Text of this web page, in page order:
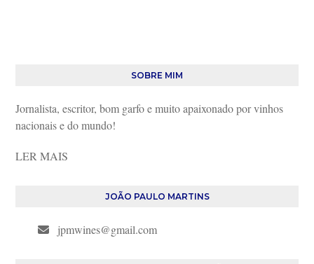
SOBRE MIM
Jornalista, escritor, bom garfo e muito apaixonado por vinhos
nacionais e do mundo!
LER MAIS
JOÃO PAULO MARTINS
jpmwines@gmail.com